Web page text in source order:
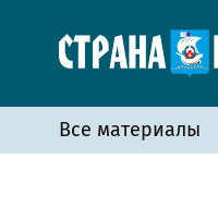
Все материалы